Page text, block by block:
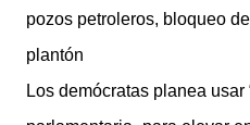
pozos petroleros, bloqueo
plantón
Los demócratas planea usar